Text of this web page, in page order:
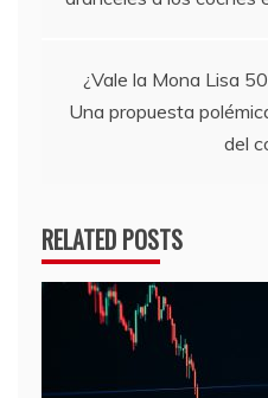
de
entradas
¿Vale la Mona Lisa
Una propuesta
del
RELATED POSTS